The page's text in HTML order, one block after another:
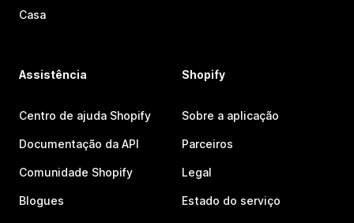
Casa
Assistência
Centro de ajuda Shopify
Documentação da API
Comunidade Shopify
Blogues
Shopify
Sobre a aplicação
Parceiros
Legal
Estado do serviço